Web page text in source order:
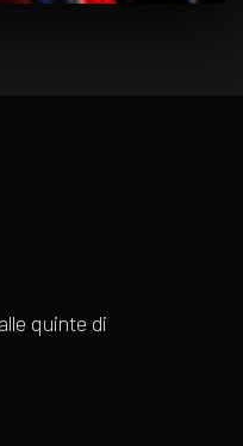
quinte di